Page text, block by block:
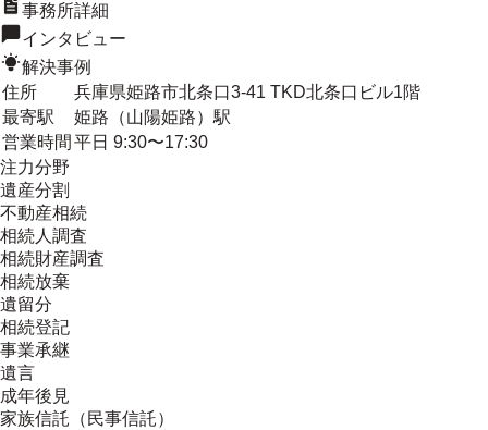
事務所詳細
インタビュー
解決事例
住所
兵庫県姫路市北条口3-41 TKD北条口ビル1階
最寄駅
姫路（山陽姫路）駅
営業時間 平日 9:30〜17:30
注力分野
遺産分割
不動産相続
相続人調査
相続財産調査
相続放棄
遺留分
相続登記
事業承継
遺言
成年後見
家族信託（民事信託）